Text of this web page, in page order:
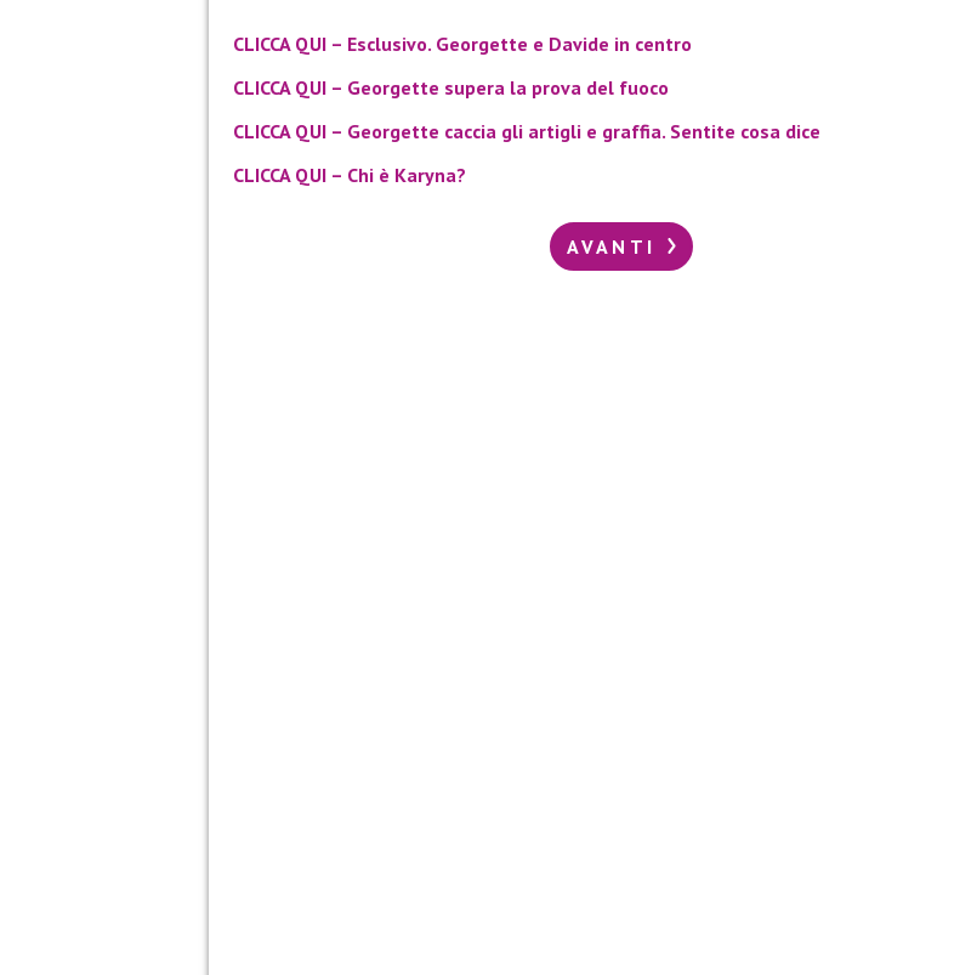
CLICCA QUI – Esclusivo. Georgette e Davide in centro
CLICCA QUI – Georgette supera la prova del fuoco
CLICCA QUI – Georgette caccia gli artigli e graffia. Sentite cosa dice
CLICCA QUI – Chi è Karyna?
AVANTI